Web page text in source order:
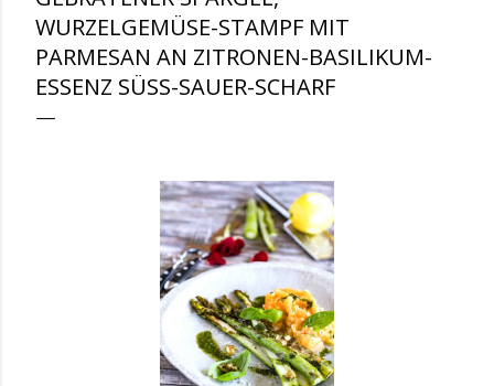
WURZELGEMÜSE-STAMPF MIT
PARMESAN AN ZITRONEN-BASILIKUM-
ESSENZ SÜSS-SAUER-SCHARF